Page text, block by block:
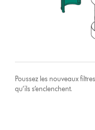
Poussez les nouveaux
qu’ils s’enclenchent.